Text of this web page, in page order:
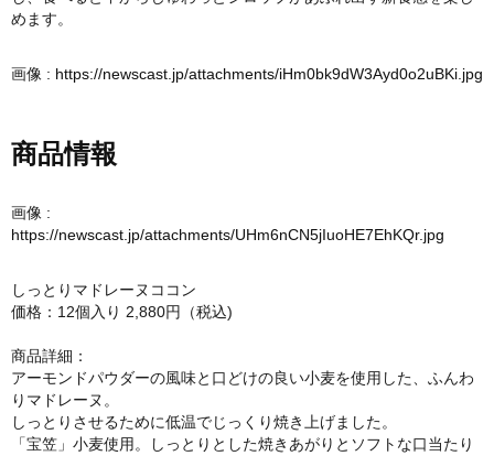
めます。
画像 : https://newscast.jp/attachments/iHm0bk9dW3Ayd0o2uBKi.jpg
商品情報
画像 :
https://newscast.jp/attachments/UHm6nCN5jIuoHE7EhKQr.jpg
しっとりマドレーヌココン
価格：12個入り 2,880円（税込)
商品詳細：
アーモンドパウダーの風味と口どけの良い小麦を使用した、ふんわ
りマドレーヌ。
しっとりさせるために低温でじっくり焼き上げました。
「宝笠」小麦使用。しっとりとした焼きあがりとソフトな口当たり